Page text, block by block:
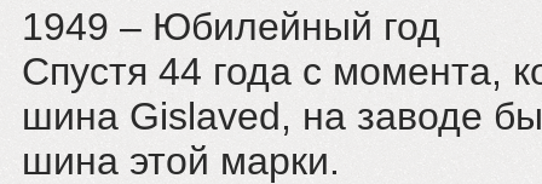
1949 – Юбилейный год
Спустя 44 года с момента,
шина Gislaved, на заводе
шина этой марки.